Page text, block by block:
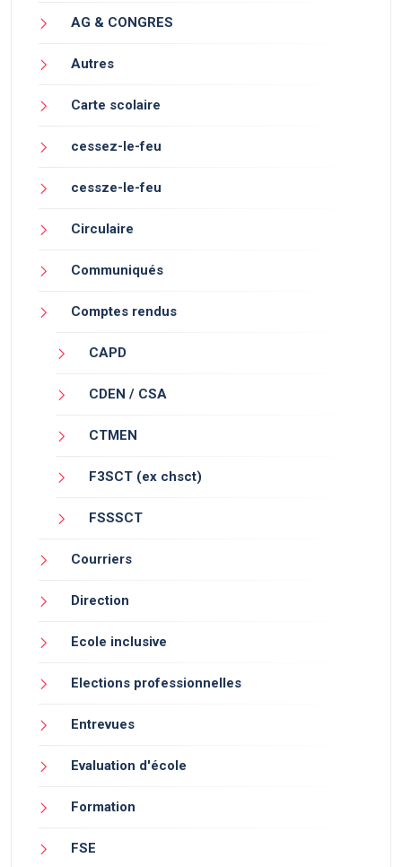
AG & CONGRES
Autres
Carte scolaire
cessez-le-feu
cessze-le-feu
Circulaire
Communiqués
Comptes rendus
CAPD
CDEN / CSA
CTMEN
F3SCT (ex chsct)
FSSSCT
Courriers
Direction
Ecole inclusive
Elections professionnelles
Entrevues
Evaluation d'école
Formation
FSE